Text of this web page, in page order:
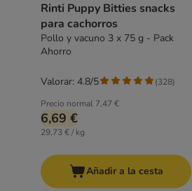
Rinti Puppy Bitties snacks
para cachorros
Pollo y vacuno 3 x 75 g - Pack
Ahorro
Precio normal 7,47 €
6,69 €
29,73 € / kg
Valorar: 4.8/5 (328)
Añadir a la cesta